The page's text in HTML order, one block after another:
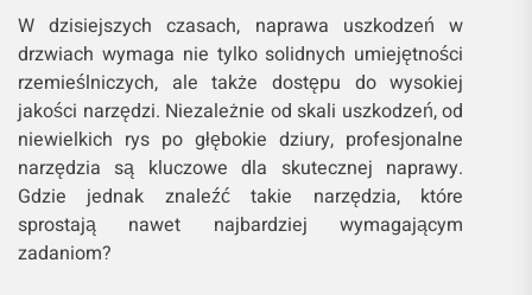
W dzisiejszych czasach, naprawa uszkodzeń w
drzwiach wymaga nie tylko solidnych umiejętności
rzemieślniczych, ale także dostępu do wysokiej
jakości narzędzi. Niezależnie od skali uszkodzeń, od
niewielkich rys po głębokie dziury, profesjonalne
narzędzia są kluczowe dla skutecznej naprawy.
Gdzie jednak znaleźć takie narzędzia, które
sprostają nawet najbardziej wymagającym
zadaniom?